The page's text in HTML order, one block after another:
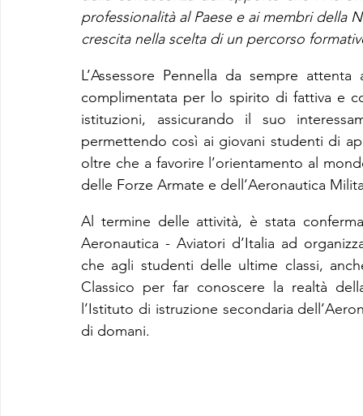
professionalità al Paese e ai membri
crescita nella scelta di un percorso
L’Assessore Pennella da sempre
complimentata per lo spirito di fattiva e
istituzioni, assicurando il suo
permettendo così ai giovani studenti di
oltre che a favorire l’orientamento al
delle Forze Armate e dell’Aeronautica
Al termine delle attività, è stata
Aeronautica - Aviatori d’Italia ad
che agli studenti delle ultime classi,
Classico per far conoscere la realtà
l’Istituto di istruzione secondaria
di domani.